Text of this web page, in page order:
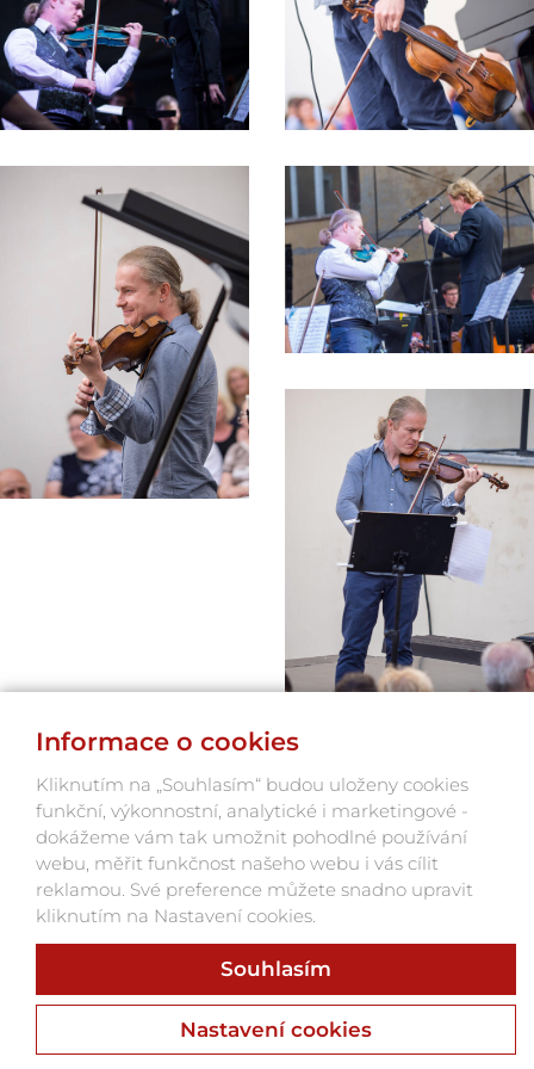
Finále – L. Sommer – Post-covid Reggae
všichni
NAJÍT PODOBNÉ AKCE
ZPĚT NA VÝPIS AKCÍ
Informace o cookies
Kliknutím na „Souhlasím“ budou uloženy cookies
funkční, výkonnostní, analytické i marketingové -
dokážeme vám tak umožnit pohodlné používání
webu, měřit funkčnost našeho webu i vás cílit
reklamou. Své preference můžete snadno upravit
kliknutím na Nastavení cookies.
Souhlasím
Nastavení cookies